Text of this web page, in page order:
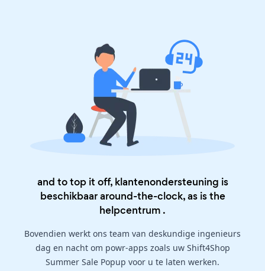
and to top it off, klantenondersteuning is
beschikbaar around-the-clock, as is the
helpcentrum .
Bovendien werkt ons team van deskundige ingenieurs
dag en nacht om powr-apps zoals uw Shift4Shop
Summer Sale Popup voor u te laten werken.